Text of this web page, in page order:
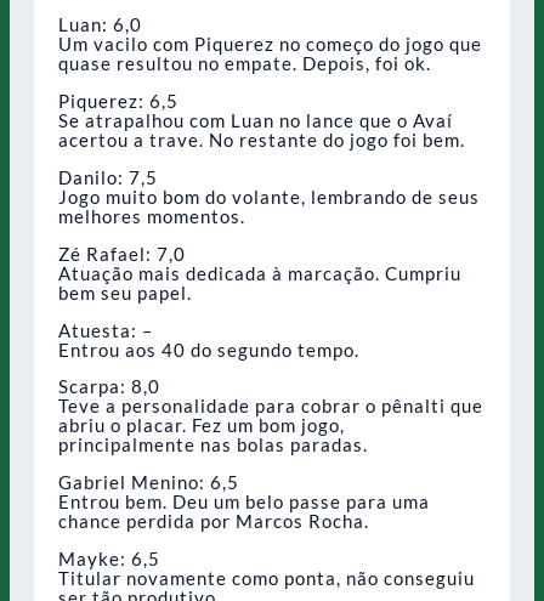
Luan: 6,0
Um vacilo com Piquerez no começo do jogo que
quase resultou no empate. Depois, foi ok.
Piquerez: 6,5
Se atrapalhou com Luan no lance que o Avaí
acertou a trave. No restante do jogo foi bem.
Danilo: 7,5
Jogo muito bom do volante, lembrando de seus
melhores momentos.
Zé Rafael: 7,0
Atuação mais dedicada à marcação. Cumpriu
bem seu papel.
Atuesta: –
Entrou aos 40 do segundo tempo.
Scarpa: 8,0
Teve a personalidade para cobrar o pênalti que
abriu o placar. Fez um bom jogo,
principalmente nas bolas paradas.
Gabriel Menino: 6,5
Entrou bem. Deu um belo passe para uma
chance perdida por Marcos Rocha.
Mayke: 6,5
Titular novamente como ponta, não conseguiu